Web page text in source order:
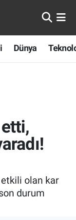
Dünya
olan kar
durum